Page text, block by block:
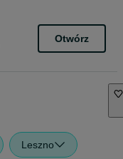
Otwórz
Leszno